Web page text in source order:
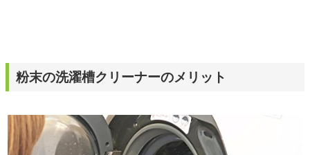
粉末の洗濯槽クリーナーのメリット